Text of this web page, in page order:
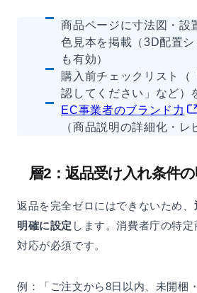
商品ページに寸法図・設
色見本を掲載（3D配置
も有効）
購入前チェックリスト（
認してください」など）
EC事業者のブランド力
（商品説明の詳細化・レ
層2：返品受け入れ条件
返品を完全ゼロにはできないため、
明確に設定 します。消費者庁の特
対応が必須です。
例：「ご注文から8日以内、未開梱